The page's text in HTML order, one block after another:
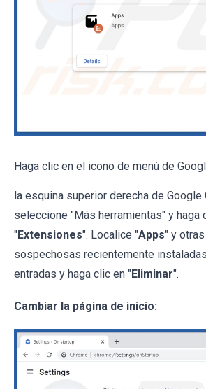
Haga clic en el icono de menú de
la esquina superior derecha de Google
seleccione "Más herramientas" y haga
"Extensiones". Localice "Apps" y
sospechosas recientemente
entradas y haga clic en "Eliminar".
Cambiar la página de inicio: